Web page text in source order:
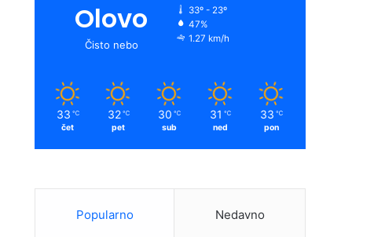
Olovo
Čisto nebo
33º - 23º
47%
1.27 km/h
33 ℃
čet
32 ℃
pet
30 ℃
sub
31 ℃
ned
33 ℃
pon
Popularno Nedavno